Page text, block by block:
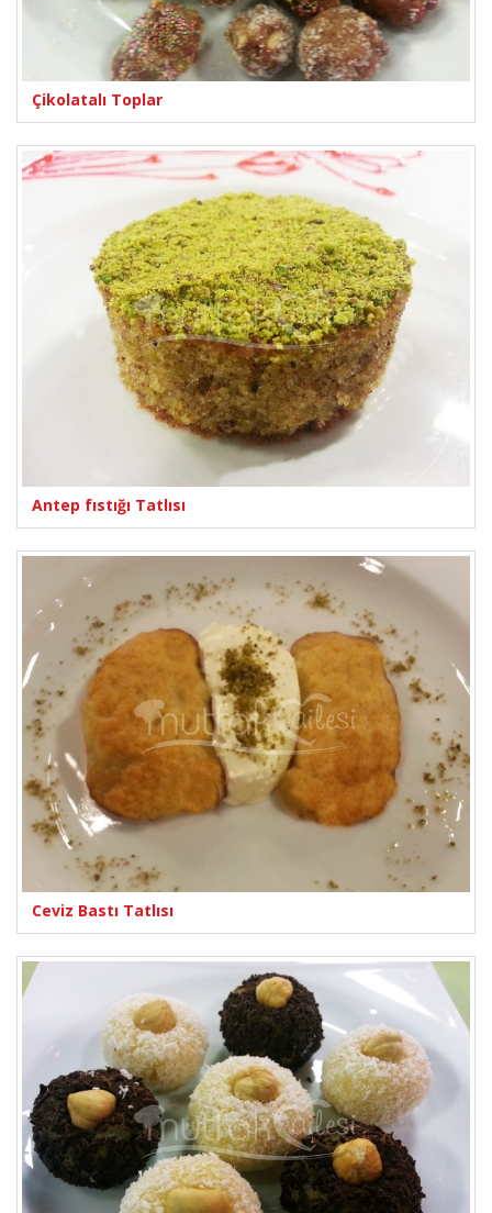
Çikolatalı Toplar
Antep fıstığı Tatlısı
Ceviz Bastı Tatlısı